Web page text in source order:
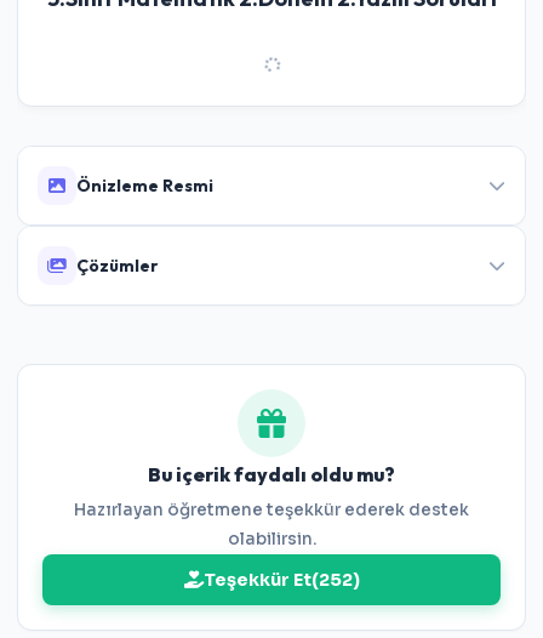
Önizleme Resmi
Çözümler
Bu içerik faydalı oldu mu?
Hazırlayan öğretmene teşekkür ederek destek
olabilirsin.
Teşekkür Et(252)